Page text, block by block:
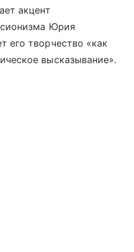
акцент
Юрия
его творчество «как
высказывание».